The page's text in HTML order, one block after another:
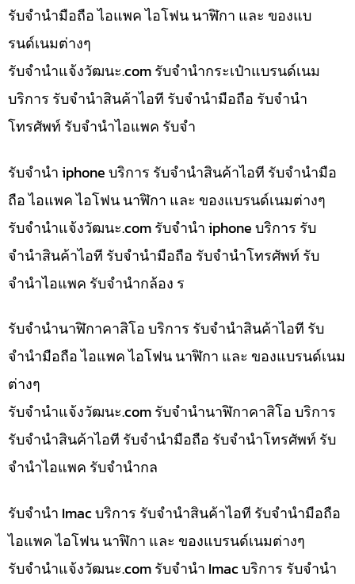
รับจำนำมือถือ ไอแพค ไอโฟน นาฬิกา และ ของแบ
รนด์เนมต่างๆ
รับจํานําแจ้งวัฒนะ.com รับจำนำกระเป๋าแบรนด์เนม
บริการ รับจำนำสินค้าไอที รับจำนำมือถือ รับจำนำ
โทรศัพท์ รับจำนำไอแพค รับจำ
รับจำนำ iphone บริการ รับจำนำสินค้าไอที รับจำนำมือ
ถือ ไอแพค ไอโฟน นาฬิกา และ ของแบรนด์เนมต่างๆ
รับจํานําแจ้งวัฒนะ.com รับจำนำ iphone บริการ รับ
จำนำสินค้าไอที รับจำนำมือถือ รับจำนำโทรศัพท์ รับ
จำนำไอแพค รับจำนำกล้อง ร
รับจำนำนาฬิกาคาสิโอ บริการ รับจำนำสินค้าไอที รับ
จำนำมือถือ ไอแพค ไอโฟน นาฬิกา และ ของแบรนด์เนม
ต่างๆ
รับจํานําแจ้งวัฒนะ.com รับจำนำนาฬิกาคาสิโอ บริการ
รับจำนำสินค้าไอที รับจำนำมือถือ รับจำนำโทรศัพท์ รับ
จำนำไอแพค รับจำนำกล
รับจำนำ Imac บริการ รับจำนำสินค้าไอที รับจำนำมือถือ
ไอแพค ไอโฟน นาฬิกา และ ของแบรนด์เนมต่างๆ
รับจํานําแจ้งวัฒนะ.com รับจำนำ Imac บริการ รับจำนำ